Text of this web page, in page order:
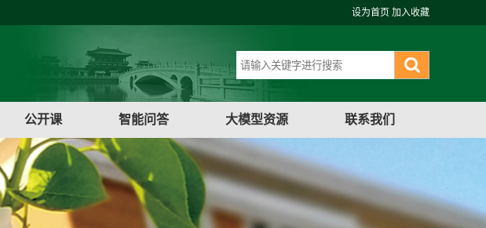
设为首页 加入收藏
公开课 智能问答 大模型资源 联系我们